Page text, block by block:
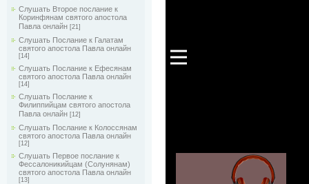
Слушать Второе послание к
Коринфянам святого апостола
Павла онлайн [21]
Слушать Послание к Галатам
святого апостола Павла онлайн
[14]
Слушать Послание к Ефесянам
святого апостола Павла онлайн
[14]
Слушать Послание к
Филиппийцам святого апостола
Павла онлайн [12]
Слушать Послание к Колоссянам
святого апостола Павла онлайн
[12]
Слушать Первое послание к
Фессалоникийцам (Солунянам)
святого апостола Павла онлайн
[13]